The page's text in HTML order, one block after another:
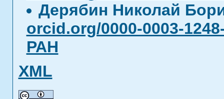
Дерябин Николай
orcid.org/0000-0003-
РАН
XML